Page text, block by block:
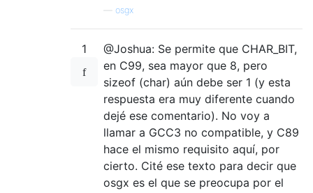
osgx
1
@Joshua: Se permite que CHAR_BIT,
en C99, sea mayor que 8, pero
sizeof (char) aún debe ser 1 (y esta
respuesta era muy diferente cuando
dejé ese comentario). No voy a
llamar a GCC3 no compatible, y C89
hace el mismo requisito aquí, por
cierto. Cité ese texto para decir que
osgx es el que se preocupa por el